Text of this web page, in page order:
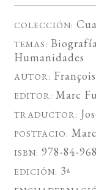
COLECCIÓN:
TEMAS:
Humanidades
AUTOR:
EDITOR: Marc
TRADUCTOR:
POSTFACIO:
ISBN: 978-84-
EDICIÓN: 3ª